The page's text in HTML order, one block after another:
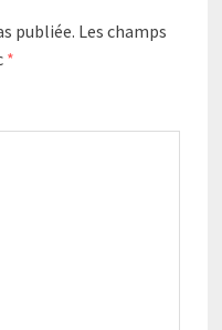
publiée. Les champs
*